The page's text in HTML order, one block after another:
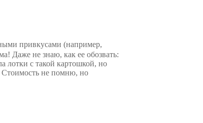
привкусами (например,
Даже не знаю, как ее обозвать:
лотки с такой картошкой, но
Стоимость не помню, но